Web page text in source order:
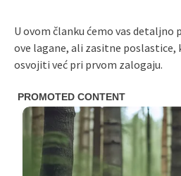
U ovom članku ćemo vas
ove lagane, ali zasitne poslastice,
osvojiti već pri prvom zalogaju.